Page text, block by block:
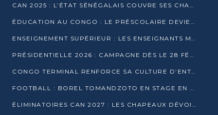
CAN 2025 : L’ÉTAT SÉNÉGALAIS COUVRE SES CHAMPIONS D’AFRIQUE DE RÉCOMPENSES EXCEPTIONNELLES
ÉDUCATION AU CONGO : LE PRÉSCOLAIRE DEVIENT OBLIGATOIRE, LE BTS CONSACRÉ DIPLÔME D’ÉTAT
ENSEIGNEMENT SUPÉRIEUR : LES ENSEIGNANTS MAINTIENNENT LA GRÈVE ET EXIGENT UN ACCORD ÉCRIT AVEC L’ÉTAT
PRÉSIDENTIELLE 2026 : CAMPAGNE DÈS LE 28 FÉVRIER, SCRUTIN LES 12 ET 15 MARS
CONGO TERMINAL RENFORCE SA CULTURE D’ENTREPRISE AVEC LE PROGRAMME « WIN TOGETHER »
FOOTBALL : BOREL TOMANDZOTO EN STAGE EN ESPAGNE AVEC POLISSYA FC
ÉLIMINATOIRES CAN 2027 : LES CHAPEAUX DÉVOILÉS, LE CONGO FIXÉ SUR SON SORT